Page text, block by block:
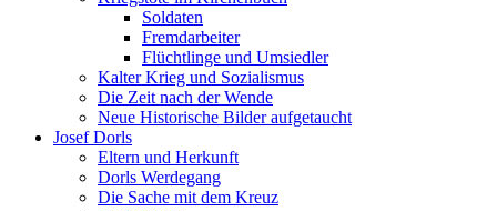
Soldaten
Fremdarbeiter
Flüchtlinge und Umsiedler
Kalter Krieg und Sozialismus
Die Zeit nach der Wende
Neue Historische Bilder aufgetaucht
Josef Dorls
Eltern und Herkunft
Dorls Werdegang
Die Sache mit dem Kreuz